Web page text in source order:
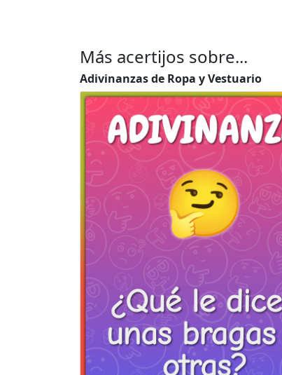
Más acertijos sobre...
Adivinanzas de Ropa y Vestuario